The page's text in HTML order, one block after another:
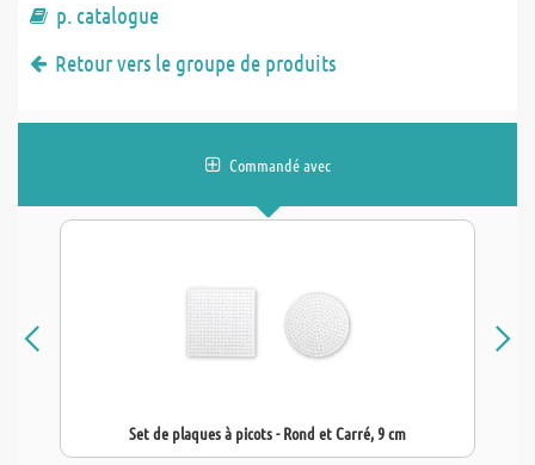
p. catalogue
Retour vers le groupe de produits
Commandé avec
Set de plaques à picots - Rond et Carré, 9 cm